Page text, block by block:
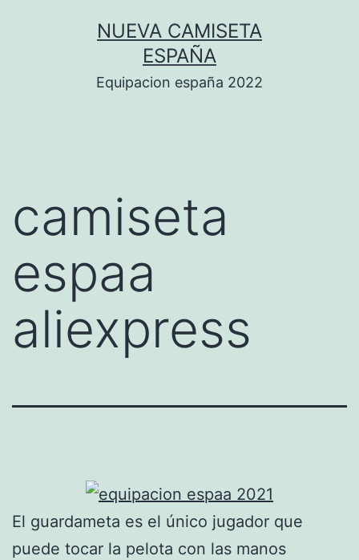
NUEVA CAMISETA
ESPAÑA
Equipacion españa 2022
camiseta
espaa
aliexpress
El guardameta es el único jugador que
puede tocar la pelota con las manos